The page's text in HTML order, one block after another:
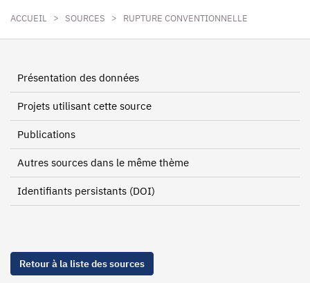
ACCUEIL > SOURCES > RUPTURE CONVENTIONNELLE
Présentation des données
Projets utilisant cette source
Publications
Autres sources dans le même thème
Identifiants persistants (DOI)
Retour à la liste des sources